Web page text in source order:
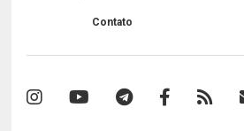
Contato